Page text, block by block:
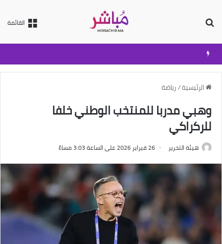
القائمة
الرئيسية/رياضة
وهبي مدربا للمنتخب الوطني خلفا
للركراكي
هيئة التحرير 26 فبراير 2026 على الساعة 3:03 مساءً